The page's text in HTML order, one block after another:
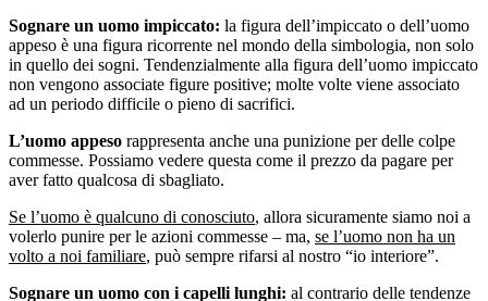
Sognare un uomo impiccato: la figura dell’impiccato o dell’uomo
appeso è una figura ricorrente nel mondo della simbologia, non solo
in quello dei sogni. Tendenzialmente alla figura dell’uomo impiccato
non vengono associate figure positive; molte volte viene associato
ad un periodo difficile o pieno di sacrifici.
L’uomo appeso rappresenta anche una punizione per delle colpe
commesse. Possiamo vedere questa come il prezzo da pagare per
aver fatto qualcosa di sbagliato.
Se l’uomo è qualcuno di conosciuto, allora sicuramente siamo noi a
volerlo punire per le azioni commesse – ma, se l’uomo non ha un
volto a noi familiare, può sempre rifarsi al nostro “io interiore”.
Sognare un uomo con i capelli lunghi: al contrario delle tendenze